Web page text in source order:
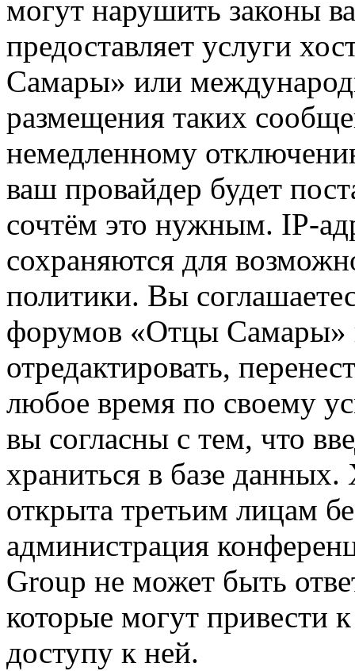
могут нарушить законы
предоставляет услуги
Самары» или
размещения таких
немедленному
ваш провайдер будет
сочтём это нужным. IP-
сохраняются для
политики. Вы
форумов «Отцы Самары»
отредактировать,
любое время по своему
вы согласны с тем, что
храниться в базе
открыта третьим лицам
администрация
Group не может быть
которые могут привести
доступу к ней.